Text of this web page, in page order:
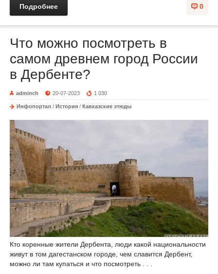
0
Подробнее
Что можно посмотреть в
самом древнем город России
в Дербенте?
adminch 20-07-2023 1 030
Инфопортал / История / Кавказские этюды
Кто коренные жители Дербента, люди какой национальности
живут в том дагестанском городе, чем славится Дербент,
можно ли там купаться и что посмотреть . . .